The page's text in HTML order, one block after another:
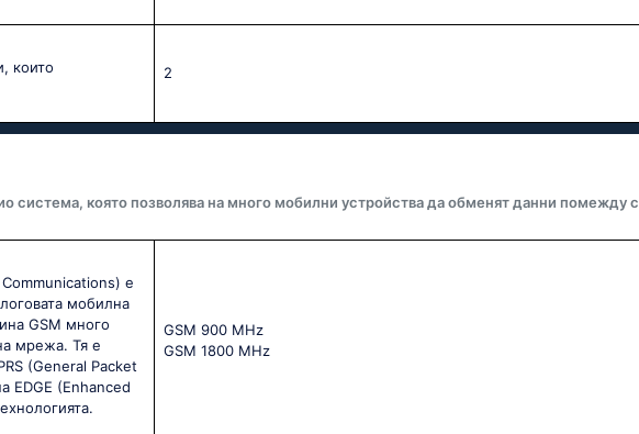
които
2
система, която позволява на много мобилни устройства да обменят данни помежду
е
мобилна
GSM много
мрежа. Тя е
(General Packet
EDGE (Enhanced
GSМ 900 МНz
GSМ 1800 МНz